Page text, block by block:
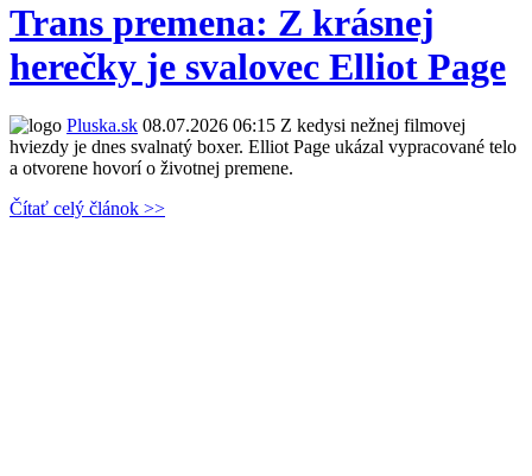
Trans premena: Z krásnej
herečky je svalovec Elliot Page
Pluska.sk 08.07.2026 06:15 Z kedysi nežnej filmovej
hviezdy je dnes svalnatý boxer. Elliot Page ukázal vypracované telo
a otvorene hovorí o životnej premene.
Čítať celý článok >>